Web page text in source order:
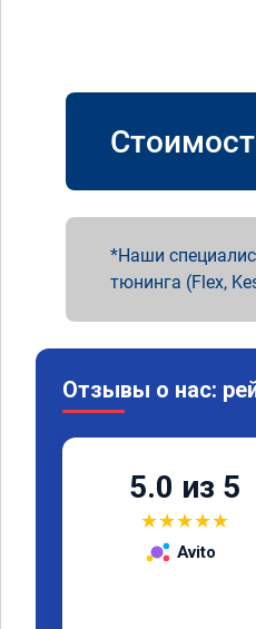
Наши
тюнинга (Flex,
Отзывы о нас:
5.0 из 5
★★★★★
Avito